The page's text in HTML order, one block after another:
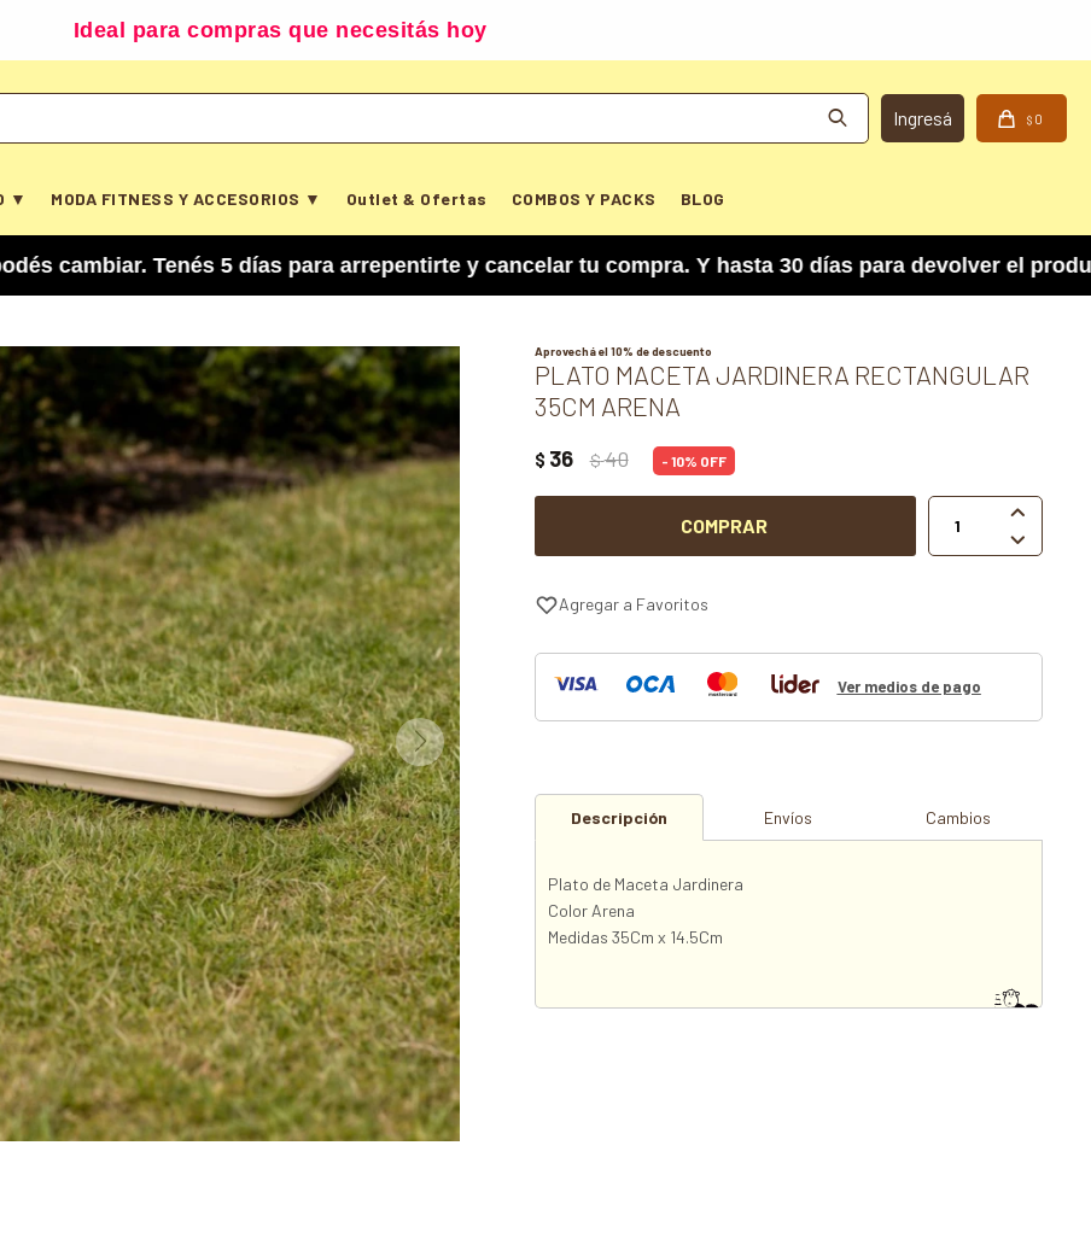
Ideal para compras que necesitás hoy
▼ MODA FITNESS Y ACCESORIOS ▼ Outlet & Ofertas COMBOS Y PACKS BLOG
$ 0
Tenés 5 días para arrepentirte y cancelar tu compra. Y hasta 30 días para devolver el
Aprovechá el 10% de descuento
PLATO MACETA JARDINERA RECTANGULAR
35CM ARENA
$ 36 $40 10
COMPRAR


Ver medios de pago
Descripción Envíos Cambios
Plato de Maceta Jardinera
Color Arena
Medidas 35Cm x 14.5Cm